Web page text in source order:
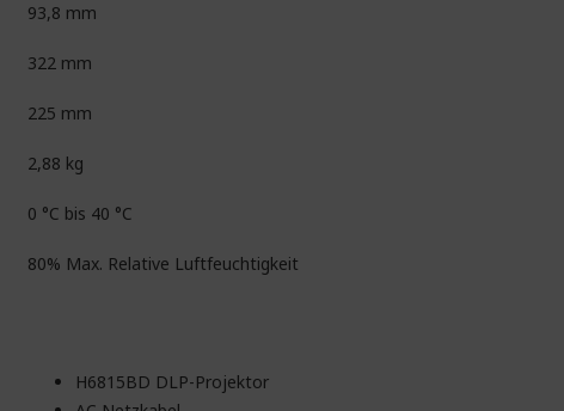
93,8 mm
322 mm
225 mm
2,88 kg
0 °C bis 40 °C
80% Max. Relative Luftfeuchtigkeit
H6815BD DLP-Projektor